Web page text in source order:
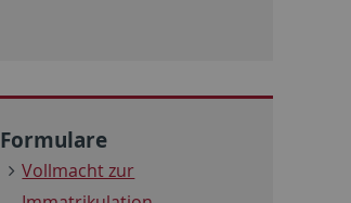
Formulare
Vollmacht zur